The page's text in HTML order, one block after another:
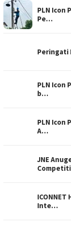
PLN Icon
Pe…
Peringati
PLN Icon
b…
PLN Icon
A…
JNE
Inte…